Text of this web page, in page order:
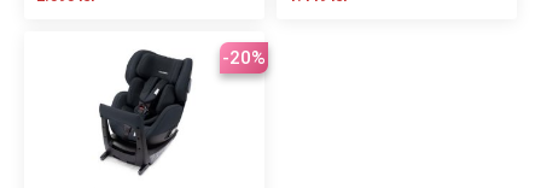
BABY MONITORS
HRANIRE SI DIVERSIFICARE
-20%